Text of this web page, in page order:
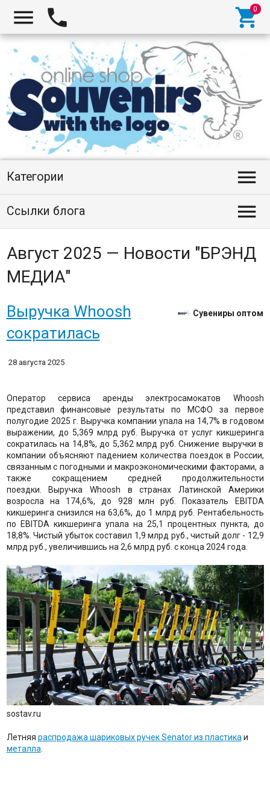
  
Категории 
Ссылки блога 
Август 2025 — Новости "БРЭНД
МЕДИА"
Выручка Whoosh
сократилась
Сувениры оптом
28 августа 2025
Оператор сервиса аренды электросамокатов Whoosh
представил финансовые результаты по МСФО за первое
полугодие 2025 г. Выручка компании упала на 14,7% в годовом
выражении, до 5,369 млрд руб. Выручка от услуг кикшеринга
сократилась на 14,8%, до 5,362 млрд руб. Снижение выручки в
компании объясняют падением количества поездок в России,
связанным с погодными и макроэкономическими факторами, а
также сокращением средней продолжительности
поездки. Выручка Whoosh в странах Латинской Америки
возросла на 174,6%, до 928 млн руб. Показатель EBITDA
кикшеринга снизился на 63,6%, до 1 млрд руб. Рентабельность
по EBITDA кикшеринга упала на 25,1 процентных пункта, до
18,8%. Чистый убыток составил 1,9 млрд руб., чистый долг - 12,9
млрд руб., увеличившись на 2,6 млрд руб. с конца 2024 года.
sostav.ru
Летняя распродажа шариковых ручек Senator из пластикаи
металла.